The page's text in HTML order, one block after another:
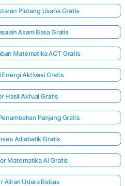
Piutang Usaha Gratis
Asam Basa Gratis
Matematika ACT Gratis
Energi Aktivasi Gratis
Hasil Aktual Gratis
Panjang Gratis
Adiabatik Gratis
Matematika AI Gratis
Aliran Udara Bebas